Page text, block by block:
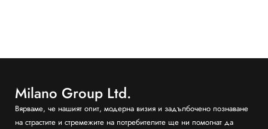
Milano Group Ltd.
Вярваме, че нашият опит, модерна визия и задълбочено познаване
на страстите и стремежите на потребителите ще ни помогнат да